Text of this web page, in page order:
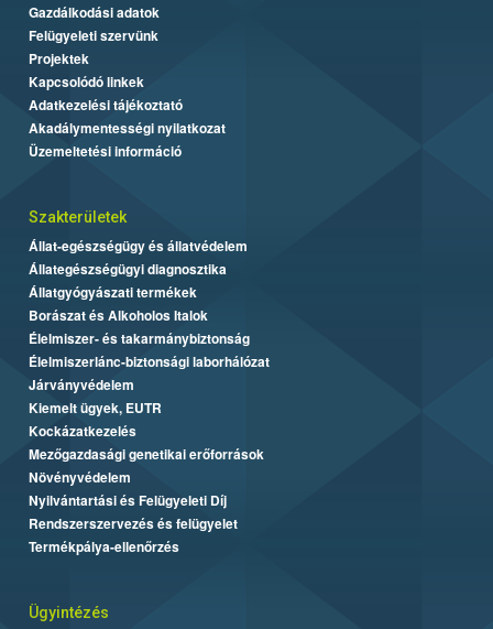
Gazdálkodási adatok
Felügyeleti szervünk
Projektek
Kapcsolódó linkek
Adatkezelési tájékoztató
Akadálymentességi nyilatkozat
Üzemeltetési információ
Szakterületek
Állat-egészségügy és állatvédelem
Állategészségügyi diagnosztika
Állatgyógyászati termékek
Borászat és Alkoholos Italok
Élelmiszer- és takarmánybiztonság
Élelmiszerlánc-biztonsági laborhálózat
Járványvédelem
Kiemelt ügyek, EUTR
Kockázatkezelés
Mezőgazdasági genetikai erőforrások
Növényvédelem
Nyilvántartási és Felügyeleti Díj
Rendszerszervezés és felügyelet
Termékpálya-ellenőrzés
Ügyintézés